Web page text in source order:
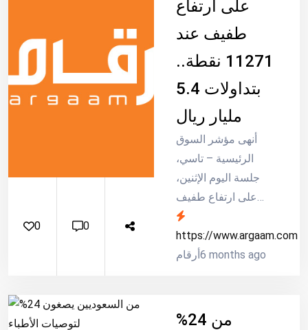
0 0
على ارتفاع
طفيف عند
11271 نقطة..
بتداولات 5.4
مليار ريال
أنهى مؤشر السوق
الرئيسية – تاسي،
جلسة اليوم الإثنين،
على ارتفاع طفيف
بحوالي نقطتين ليغلق
عند 11271 نقطة،
وبتداولات بلغت قيمتها
https://www.argaam.com
أرقام6 months ago
%24 من